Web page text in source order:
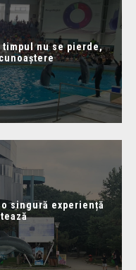
timpul nu se pierde,
singură experiență